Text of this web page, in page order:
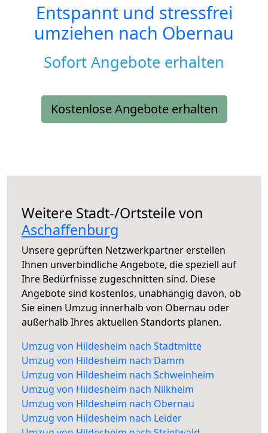
Entspannt und stressfrei
umziehen nach Obernau
Sofort Angebote erhalten
Kostenlose Angebote erhalten
Weitere Stadt-/Ortsteile von
Aschaffenburg
Unsere geprüften Netzwerkpartner erstellen
Ihnen unverbindliche Angebote, die speziell auf
Ihre Bedürfnisse zugeschnitten sind. Diese
Angebote sind kostenlos, unabhängig davon, ob
Sie einen Umzug innerhalb von Obernau oder
außerhalb Ihres aktuellen Standorts planen.
Umzug von Hildesheim nach Stadtmitte
Umzug von Hildesheim nach Damm
Umzug von Hildesheim nach Schweinheim
Umzug von Hildesheim nach Nilkheim
Umzug von Hildesheim nach Obernau
Umzug von Hildesheim nach Leider